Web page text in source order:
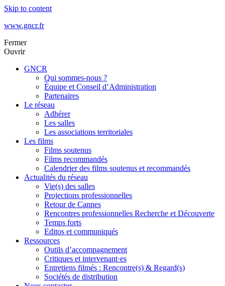
Skip to content
www.gncr.fr
Fermer
Ouvrir
GNCR
Qui sommes-nous ?
Équipe et Conseil d’Administration
Partenaires
Le réseau
Adhérer
Les salles
Les associations territoriales
Les films
Films soutenus
Films recommandés
Calendrier des films soutenus et recommandés
Actualités du réseau
Vie(s) des salles
Projections professionnelles
Retour de Cannes
Rencontres professionnelles Recherche et Découverte
Temps forts
Editos et communiqués
Ressources
Outils d’accompagnement
Critiques et intervenant·es
Entretiens filmés : Rencontre(s) & Regard(s)
Sociétés de distribution